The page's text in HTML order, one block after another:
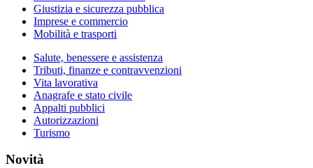
Giustizia e sicurezza pubblica
Imprese e commercio
Mobilità e trasporti
Salute, benessere e assistenza
Tributi, finanze e contravvenzioni
Vita lavorativa
Anagrafe e stato civile
Appalti pubblici
Autorizzazioni
Turismo
Novità